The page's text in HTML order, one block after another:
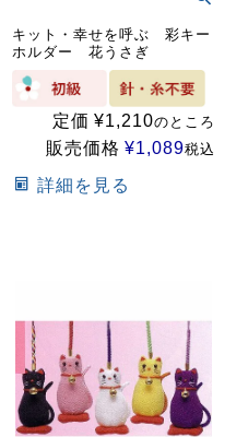
キット・幸せを呼ぶ 彩キー
ホルダー 花うさぎ
定価 ¥1,210のところ
販売価格 ¥1,089税込
詳細を見る